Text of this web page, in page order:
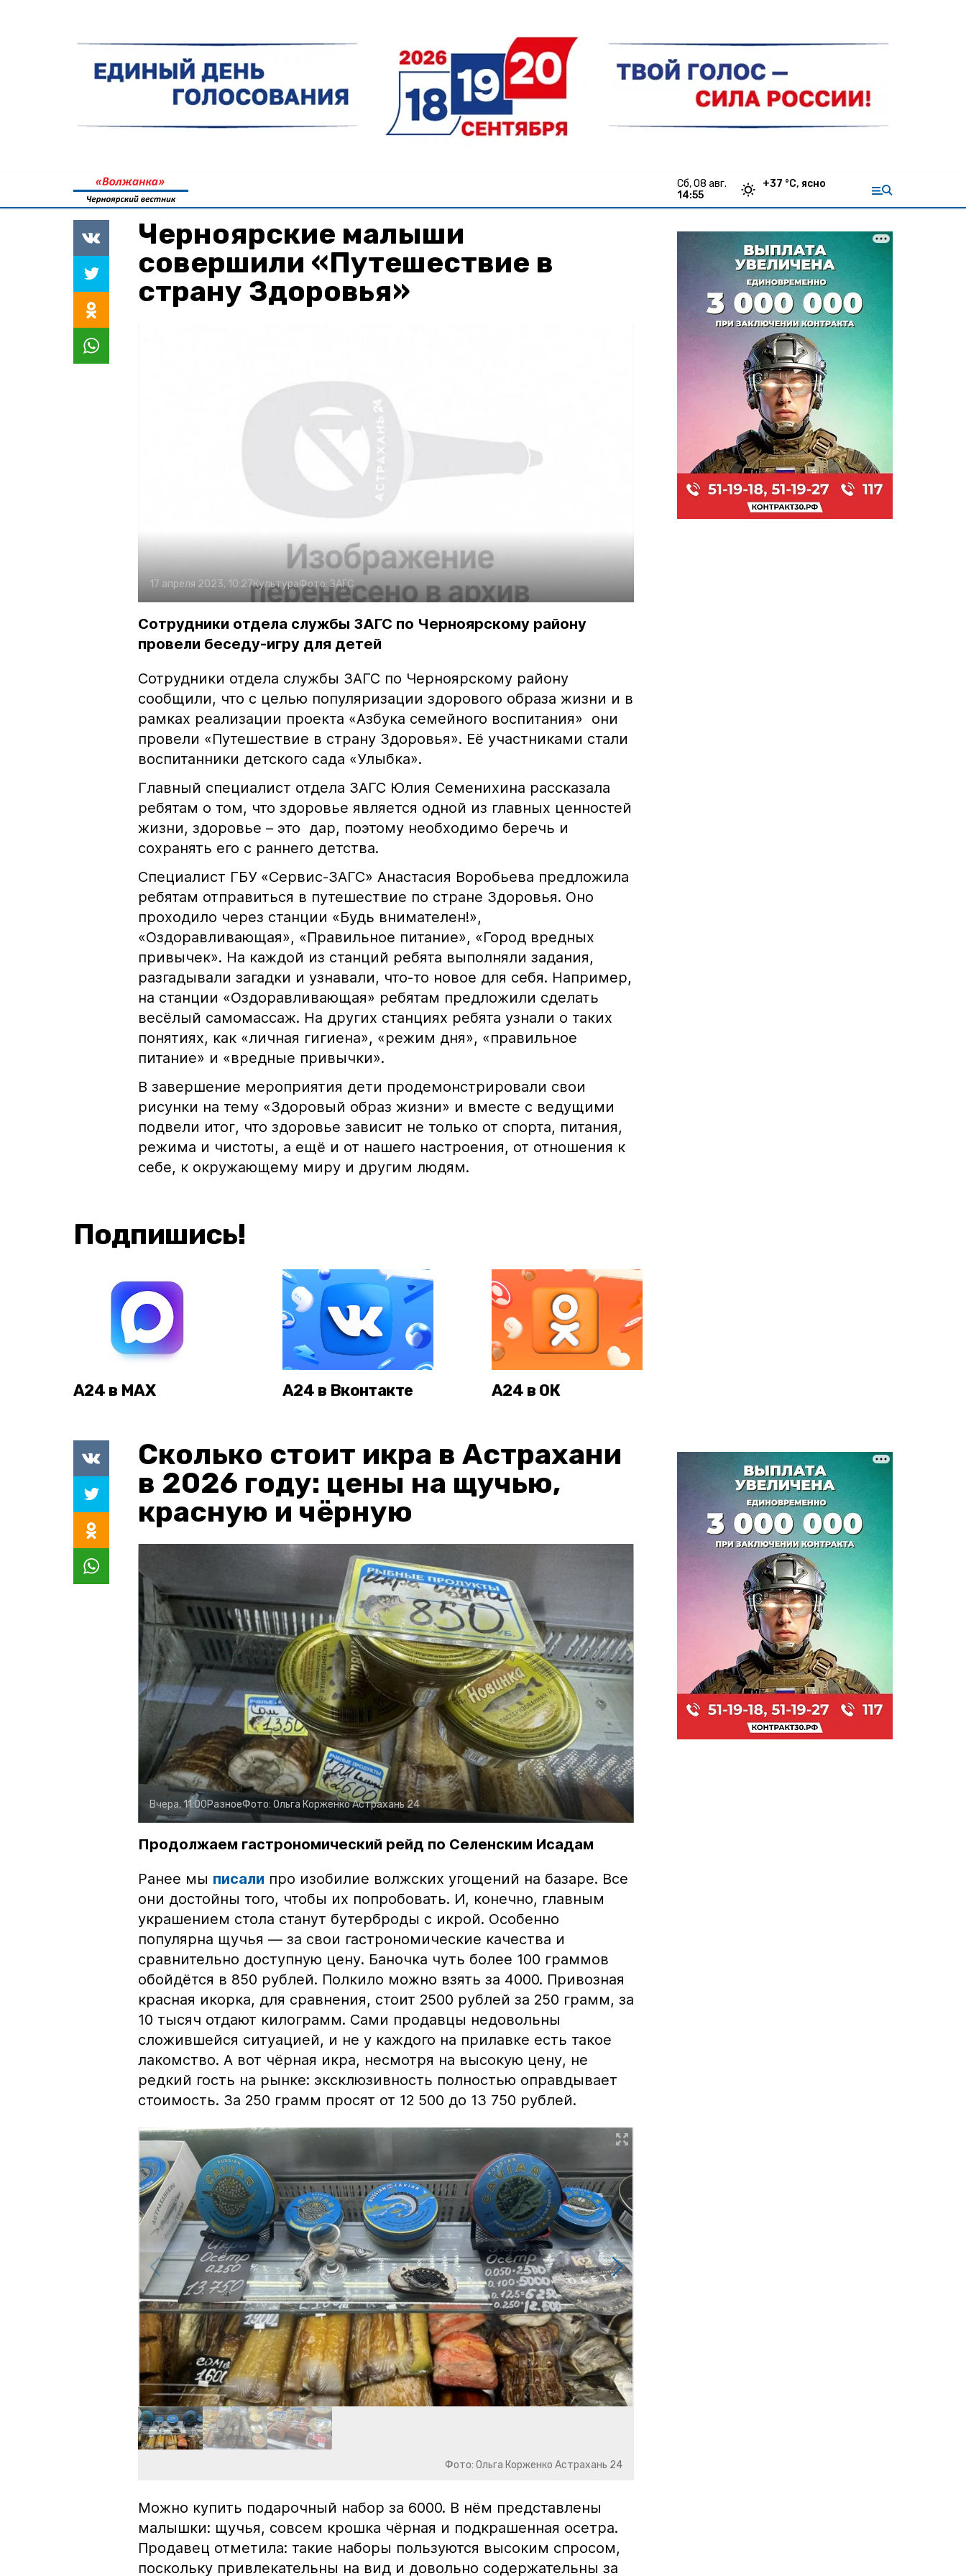
сб, 08 авг.
14:55
+37 °С, ясно
Черноярские малыши
совершили «Путешествие в
страну Здоровья»
17 апреля 2023, 10:27КультураФото:ЗАГС
Сотрудники отдела службы ЗАГС по Черноярскому району
провели беседу-игру для детей
Сотрудники отдела службы ЗАГС по Черноярскому району
сообщили, что с целью популяризации здорового образа жизни и в
рамках реализации проекта «Азбука семейного воспитания» они
провели «Путешествие в страну Здоровья». Её участниками стали
воспитанники детского сада «Улыбка».
Главный специалист отдела ЗАГС Юлия Семенихина рассказала
ребятам о том, что здоровье является одной из главных ценностей
жизни, здоровье – это дар, поэтому необходимо беречь и
сохранять его с раннего детства.
Специалист ГБУ «Сервис-ЗАГС» Анастасия Воробьева предложила
ребятам отправиться в путешествие по стране Здоровья. Оно
проходило через станции «Будь внимателен!»,
«Оздоравливающая», «Правильное питание», «Город вредных
привычек». На каждой из станций ребята выполняли задания,
разгадывали загадки и узнавали, что-то новое для себя. Например,
на станции «Оздоравливающая» ребятам предложили сделать
весёлый самомассаж. На других станциях ребята узнали о таких
понятиях, как «личная гигиена», «режим дня», «правильное
питание» и «вредные привычки».
В завершение мероприятия дети продемонстрировали свои
рисунки на тему «Здоровый образ жизни» и вместе с ведущими
подвели итог, что здоровье зависит не только от спорта, питания,
режима и чистоты, а ещё и от нашего настроения, от отношения к
себе, к окружающему миру и другим людям.
Подпишись!
А24 в MAX А24 в Вконтакте А24 в ОК
Сколько стоит икра в Астрахани
в 2026 году: цены на щучью,
красную и чёрную
Вчера, 11:00РазноеФото: Ольга КорженкоАстрахань 24
Продолжаем гастрономический рейд по Селенским Исадам
Ранее мы писали про изобилие волжских угощений на базаре. Все
они достойны того, чтобы их попробовать. И, конечно, главным
украшением стола станут бутерброды с икрой. Особенно
популярна щучья — за свои гастрономические качества и
сравнительно доступную цену. Баночка чуть более 100 граммов
обойдётся в 850 рублей. Полкило можно взять за 4000. Привозная
красная икорка, для сравнения, стоит 2500 рублей за 250 грамм, за
10 тысяч отдают килограмм. Сами продавцы недовольны
сложившейся ситуацией, и не у каждого на прилавке есть такое
лакомство. А вот чёрная икра, несмотря на высокую цену, не
редкий гость на рынке: эксклюзивность полностью оправдывает
стоимость. За 250 грамм просят от 12 500 до 13 750 рублей.
Фото: Ольга Корженко Астрахань 24
Можно купить подарочный набор за 6000. В нём представлены
малышки: щучья, совсем крошка чёрная и подкрашенная осетра.
Продавец отметила: такие наборы пользуются высоким спросом,
поскольку привлекательны на вид и довольно содержательны за